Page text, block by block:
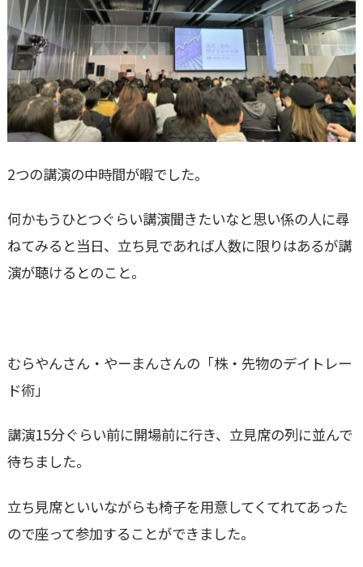
2つの講演の中時間が暇でした。
何かもうひとつぐらい講演聞きたいなと思い係の人に尋
ねてみると当日、立ち見であれば人数に限りはあるが講
演が聴けるとのこと。
むらやんさん・やーまんさんの「株・先物のデイトレー
ド術」
講演15分ぐらい前に開場前に行き、立見席の列に並んで
待ちました。
立ち見席といいながらも椅子を用意してくてれてあった
ので座って参加することができました。